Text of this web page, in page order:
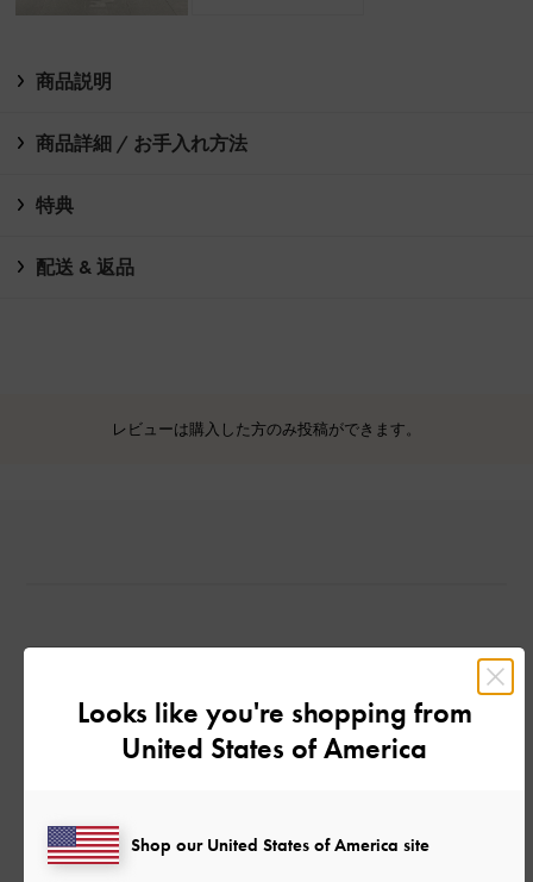
商品説明
商品詳細 / お手入れ方法
特典
配送 & 返品
レビューは購入した方のみ投稿ができます。
カスタマーレビュー
ご感想をお聞かせください
Looks like you're shopping from
United States of America
Shop our United States of America site